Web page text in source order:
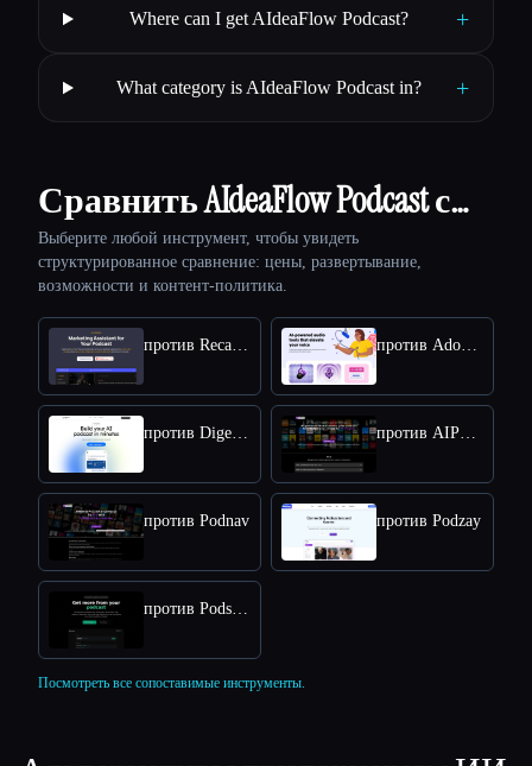
Where can I get AIdeaFlow Podcast? +
What category is AIdeaFlow Podcast in? +
Сравнить AIdeaFlow Podcast с…
Выберите любой инструмент, чтобы увидеть
структурированное сравнение: цены, развертывание,
возможности и контент-политика.
против Recast Studio против Adobe Podcast
против Digest.fm против AIPodNav
против Podnav против Podzay
против Podsuite
Посмотреть все сопоставимые инструменты.